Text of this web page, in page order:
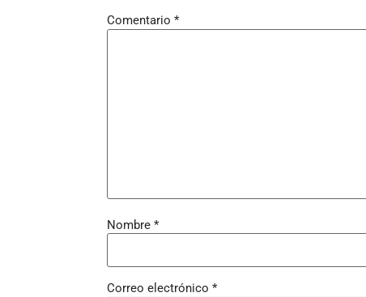
Comentario *
Nombre *
Correo electrónico *